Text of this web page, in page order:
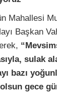
Mahallesi
Başkan
sulak
bazı
olsun gece